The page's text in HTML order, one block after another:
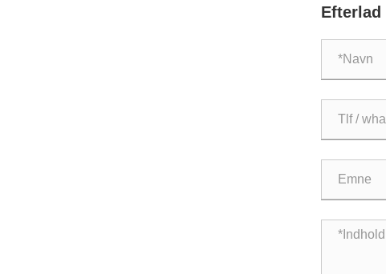
Efterlad